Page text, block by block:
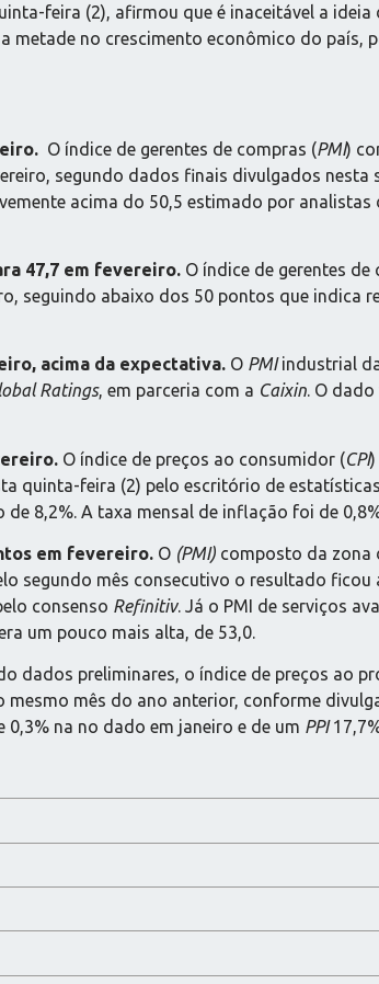
feira (2), afirmou que é inaceitável a
metade no crescimento econômico do país,
O índice de gerentes de compras (PMI)
segundo dados finais divulgados nesta
acima do 50,5 estimado por analistas
47,7 em fevereiro. O índice de gerentes de
seguindo abaixo dos 50 pontos que
acima da expectativa. O PMIindustrial da
Ratings, em parceria com a Caixin. O
O índice de preços ao consumidor (CPI
quinta-feira (2) pelo escritório de
de 8,2%. A taxa mensal de inflação foi de
em fevereiro. O (PMI) composto da zona
segundo mês consecutivo o resultado
consenso Refinitiv. Já o PMI de serviços
um pouco mais alta, de 53,0.
dados preliminares, o índice de preços ao
mesmo mês do ano anterior, conforme
0,3% na no dado em janeiro e de um PPI